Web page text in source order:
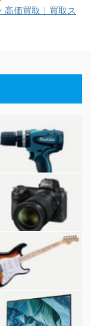
高価買取｜買取ス